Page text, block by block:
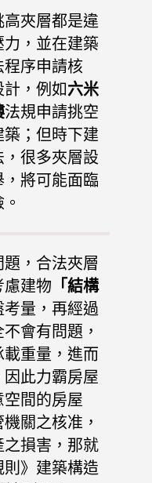
夾層都是違
，並在建築
程序申請核
，例如六米
法規申請挑空
築；但時下建
，很多夾層設
將可能面臨
，合法夾層
慮建物 「結構
考量，再經過
會有問題，
重量，進而
因此力霸房屋
間的房屋
關之核准，
之損害，那就
》建築構造